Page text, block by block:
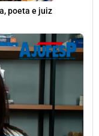
poeta e juiz